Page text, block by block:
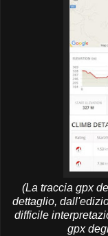
(La traccia gpx
dettaglio,
difficile
gpx